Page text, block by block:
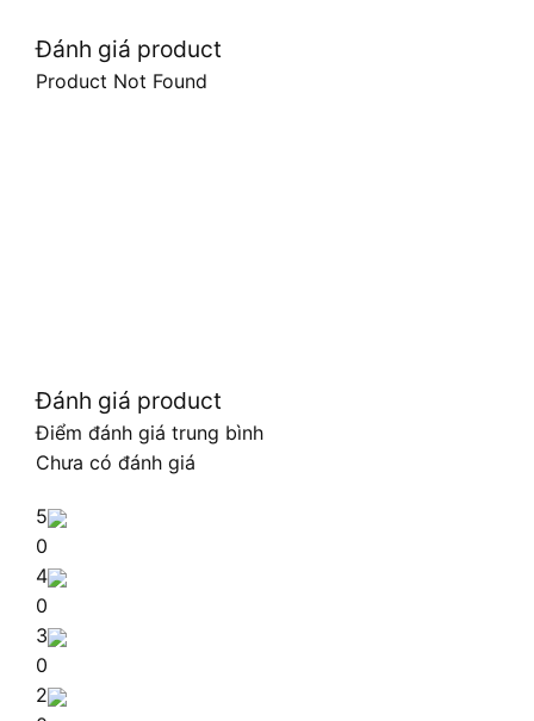
Đánh giá product
Product Not Found
Đánh giá product
Điểm đánh giá trung bình
Chưa có đánh giá
5
0
4
0
3
0
2